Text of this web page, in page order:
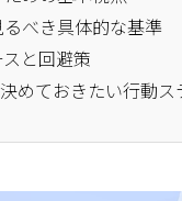
べき具体的な基準
と回避策
めておきたい行動ス